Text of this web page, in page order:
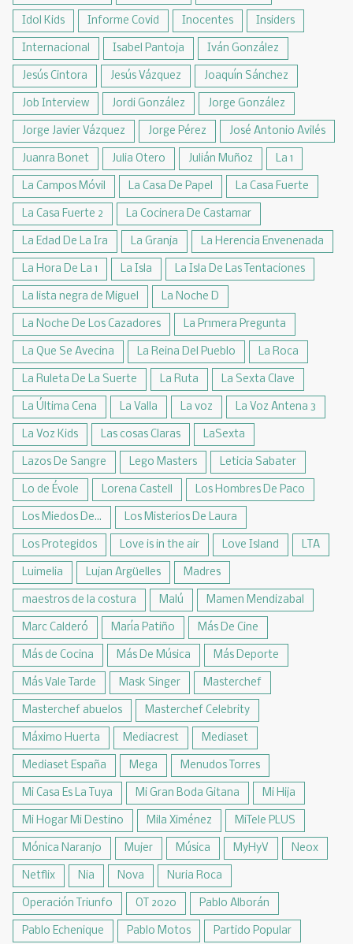
Idol Kids Informe Covid Inocentes Insiders
Internacional Isabel Pantoja Iván González
Jesús Cintora Jesús Vázquez Joaquín Sánchez
Job Interview Jordi González Jorge González
Jorge Javier Vázquez Jorge Pérez José Antonio Avilés
Juanra Bonet Julia Otero Julián Muñoz La 1
La Campos Móvil La Casa De Papel La Casa Fuerte
La Casa Fuerte 2 La Cocinera De Castamar
La Edad De La Ira La Granja La Herencia Envenenada
La Hora De La 1 La Isla La Isla De Las Tentaciones
La lista negra de Miguel La Noche D
La Noche De Los Cazadores La Pr1mera Pregunta
La Que Se Avecina La Reina Del Pueblo La Roca
La Ruleta De La Suerte La Ruta La Sexta Clave
La Última Cena La Valla La voz La Voz Antena 3
La Voz Kids Las cosas Claras LaSexta
Lazos De Sangre Lego Masters Leticia Sabater
Lo de Évole Lorena Castell Los Hombres De Paco
Los Miedos De... Los Misterios De Laura
Los Protegidos Love is in the air Love Island LTA
Luimelia Lujan Argüelles Madres
maestros de la costura Malú Mamen Mendizabal
Marc Calderó María Patiño Más De Cine
Más de Cocina Más De Música Más Deporte
Más Vale Tarde Mask Singer Masterchef
Masterchef abuelos Masterchef Celebrity
Máximo Huerta Mediacrest Mediaset
Mediaset España Mega Menudos Torres
Mi Casa Es La Tuya Mi Gran Boda Gitana Mi Hija
Mi Hogar Mi Destino Mila Ximénez MiTele PLUS
Mónica Naranjo Mujer Música MyHyV Neox
Netflix Nia Nova Nuria Roca
Operación Triunfo OT 2020 Pablo Alborán
Pablo Echenique Pablo Motos Partido Popular